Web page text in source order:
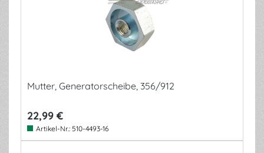
Mutter, Generatorscheibe, 356/912
22,99 €
Artikel-Nr.: 510-4493-16